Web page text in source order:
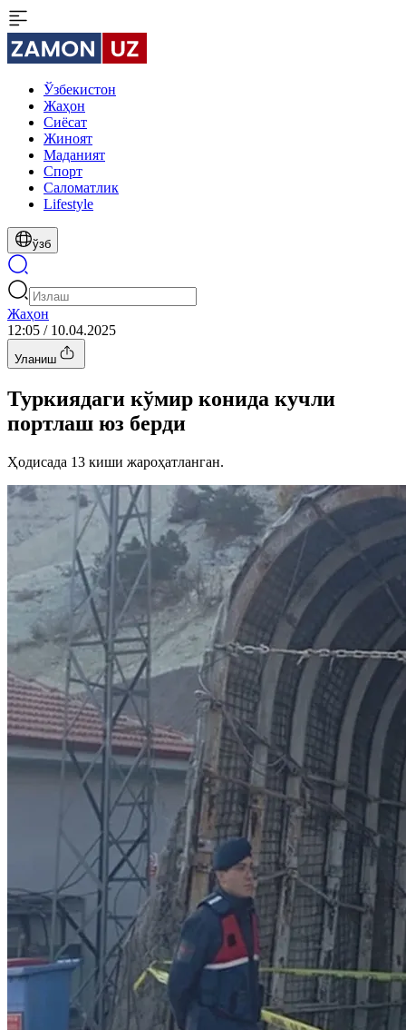
Ўзбекистон
Жаҳон
Сиёсат
Жиноят
Маданият
Спорт
Cаломатлик
Lifestyle
ўзб
Жаҳон
12:05 / 10.04.2025
Уланиш
Туркиядаги кўмир конида кучли
портлаш юз берди
Ҳодисада 13 киши жароҳатланган.